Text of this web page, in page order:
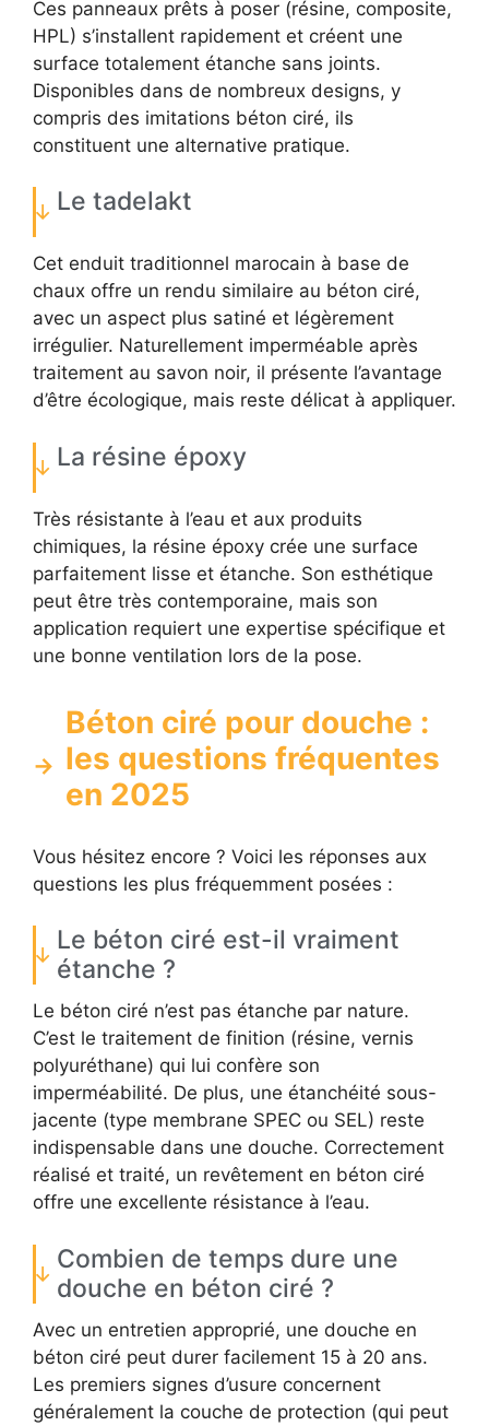
Ces panneaux prêts à poser (résine, composite,
HPL) s’installent rapidement et créent une
surface totalement étanche sans joints.
Disponibles dans de nombreux designs, y
compris des imitations béton ciré, ils
constituent une alternative pratique.
Le tadelakt
Cet enduit traditionnel marocain à base de
chaux offre un rendu similaire au béton ciré,
avec un aspect plus satiné et légèrement
irrégulier. Naturellement imperméable après
traitement au savon noir, il présente l’avantage
d’être écologique, mais reste délicat à appliquer.
La résine époxy
Très résistante à l’eau et aux produits
chimiques, la résine époxy crée une surface
parfaitement lisse et étanche. Son esthétique
peut être très contemporaine, mais son
application requiert une expertise spécifique et
une bonne ventilation lors de la pose.
Béton ciré pour douche :
les questions fréquentes
en 2025
Vous hésitez encore ? Voici les réponses aux
questions les plus fréquemment posées :
Le béton ciré est-il vraiment
étanche ?
Le béton ciré n’est pas étanche par nature.
C’est le traitement de finition (résine, vernis
polyuréthane) qui lui confère son
imperméabilité. De plus, une étanchéité sous-
jacente (type membrane SPEC ou SEL) reste
indispensable dans une douche. Correctement
réalisé et traité, un revêtement en béton ciré
offre une excellente résistance à l’eau.
Combien de temps dure une
douche en béton ciré ?
Avec un entretien approprié, une douche en
béton ciré peut durer facilement 15 à 20 ans.
Les premiers signes d’usure concernent
généralement la couche de protection (qui peut